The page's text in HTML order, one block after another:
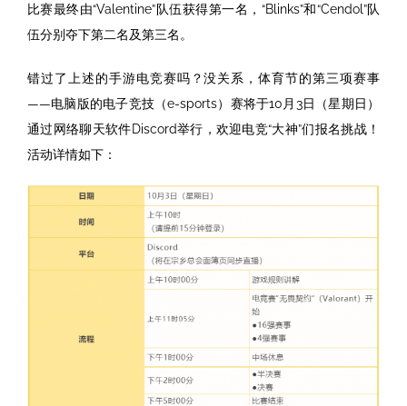
比赛最终由“Valentine”队伍获得第一名，“Blinks”和“Cendol”队
伍分别夺下第二名及第三名。
错过了上述的手游电竞赛吗？没关系，体育节的第三项赛事
——电脑版的电子竞技（e-sports）赛将于10月3日（星期日）
通过网络聊天软件Discord举行，欢迎电竞“大神”们报名挑战！
活动详情如下：